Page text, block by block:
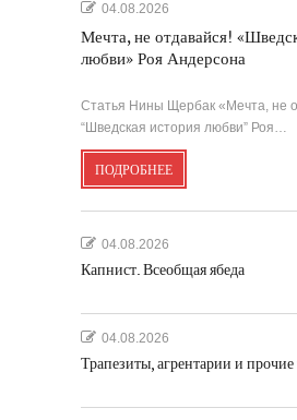
04.08.2026
Мечта, не отдавайся!
любви» Роя Андерсона
Статья Нины Щербак «Мечта, не
“Шведская история любви” Роя…
ПОДРОБНЕЕ
04.08.2026
Капнист. Всеобщая ябеда
04.08.2026
Трапезиты, агрентарии и